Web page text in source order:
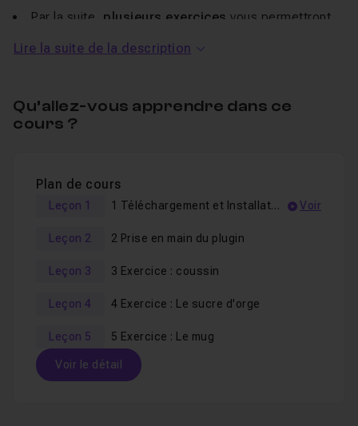
Par la suite, plusieurs exercices vous permettront
de SketchUV
Je reste disponible dans le
Des fichiers de travail sont fournis.
Lire la suite de la description
Qu’allez-vous apprendre dans ce
cours ?
Plan de cours
Leçon 1 1 Téléchargement et Installation Voir
Leçon 2 2 Prise en main du plugin
Leçon 3 3 Exercice : coussin
Leçon 4 4 Exercice : Le sucre d'orge
Leçon 5 5 Exercice : Le mug
Voir le détail